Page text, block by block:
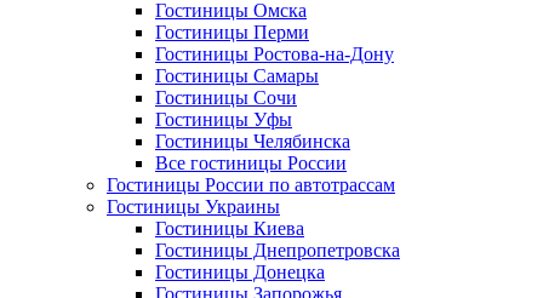
Гостиницы Омска
Гостиницы Перми
Гостиницы Ростова-на-Дону
Гостиницы Самары
Гостиницы Сочи
Гостиницы Уфы
Гостиницы Челябинска
Все гостиницы России
Гостиницы России по автотрассам
Гостиницы Украины
Гостиницы Киева
Гостиницы Днепропетровска
Гостиницы Донецка
Гостиницы Запорожья